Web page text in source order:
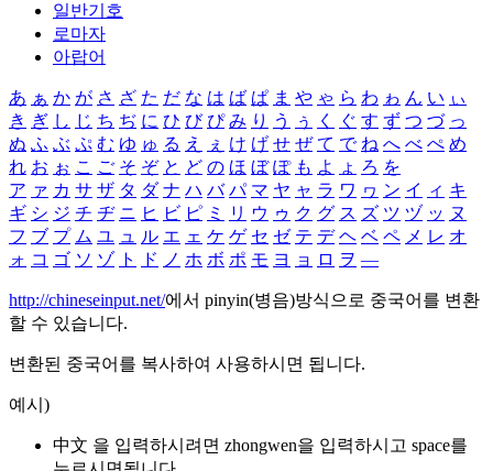
일반기호
로마자
아랍어
あ ぁ か が さ ざ た だ な は ば ぱ ま や ゃ ら わ ゎ ん い ぃ
き ぎ し じ ち ぢ に ひ び ぴ み り う ぅ く ぐ す ず つ づ っ
ぬ ふ ぶ ぷ む ゆ ゅ る え ぇ け げ せ ぜ て で ね へ べ ぺ め
れ お ぉ こ ご そ ぞ と ど の ほ ぼ ぽ も よ ょ ろ を
ア ァ カ サ ザ タ ダ ナ ハ バ パ マ ヤ ャ ラ ワ ヮ ン イ ィ キ
ギ シ ジ チ ヂ ニ ヒ ビ ピ ミ リ ウ ゥ ク グ ス ズ ツ ヅ ッ ヌ
フ ブ プ ム ユ ュ ル エ ェ ケ ゲ セ ゼ テ デ ヘ ベ ペ メ レ オ
ォ コ ゴ ソ ゾ ト ド ノ ホ ボ ポ モ ヨ ョ ロ ヲ ―
http://chineseinput.net/에서 pinyin(병음)방식으로 중국어를 변환
할 수 있습니다.
변환된 중국어를 복사하여 사용하시면 됩니다.
예시)
中文 을 입력하시려면 zhongwen을 입력하시고 space를